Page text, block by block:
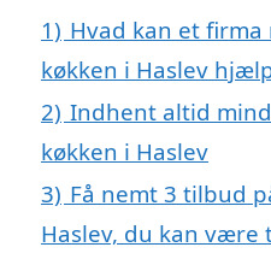
1) Hvad kan et
køkken i Haslev
2) Indhent altid
køkken i Haslev
3) Få nemt 3 tilbud
Haslev, du kan være